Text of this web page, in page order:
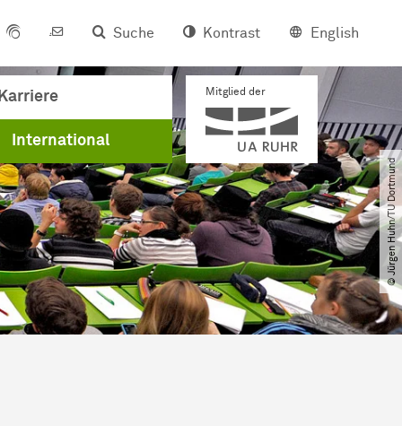
Suche Kontrast English
Karriere
International
Mitglied der
© Jürgen Huhn​/​TU Dortmund